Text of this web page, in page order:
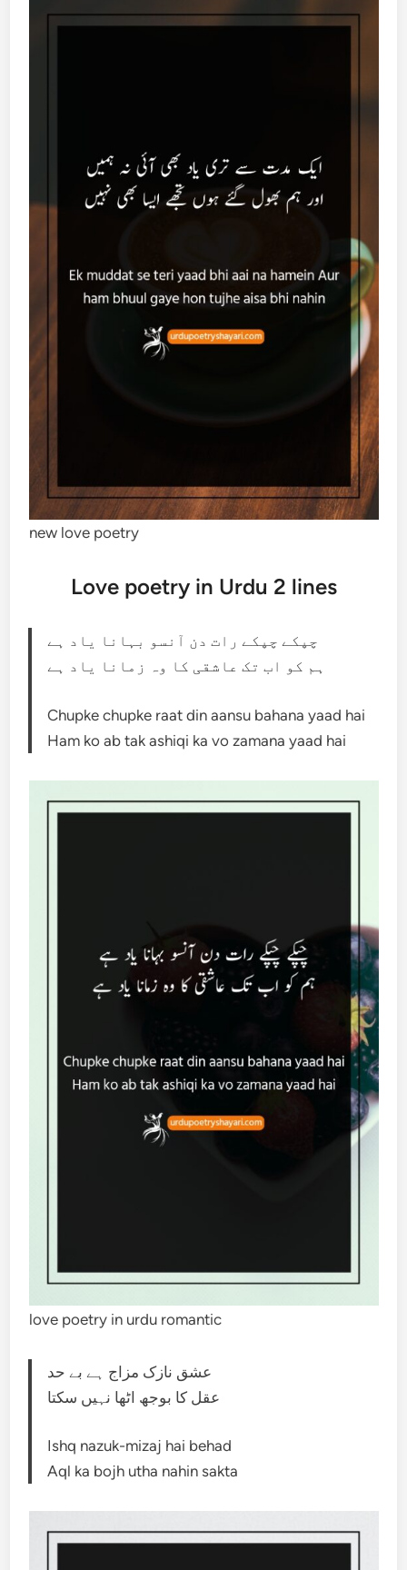
new love poetry
Love poetry in Urdu 2 lines
چپکے چپکے رات دن آنسو بہانا یاد ہے
ہم کو اب تک عاشقی کا وہ زمانا یاد ہے
Chupke chupke raat din aansu bahana yaad hai
Ham ko ab tak ashiqi ka vo zamana yaad hai
love poetry in urdu romantic
عشق نازک مزاج ہے بے حد
عقل کا بوجھ اٹھا نہیں سکتا
Ishq nazuk-mizaj hai behad
Aql ka bojh utha nahin sakta